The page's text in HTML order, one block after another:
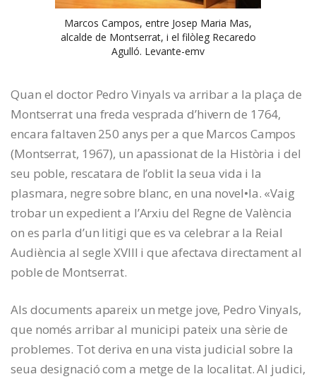
Marcos Campos, entre Josep Maria Mas,
alcalde de Montserrat, i el filòleg Recaredo
Agulló. Levante-emv
Quan el doctor Pedro Vinyals va arribar a la plaça de
Montserrat una freda vesprada d’hivern de 1764,
encara faltaven 250 anys per a que Marcos Campos
(Montserrat, 1967), un apassionat de la Història i del
seu poble, rescatara de l’oblit la seua vida i la
plasmara, negre sobre blanc, en una novel•la. «Vaig
trobar un expedient a l’Arxiu del Regne de València
on es parla d’un litigi que es va celebrar a la Reial
Audiència al segle XVIII i que afectava directament al
poble de Montserrat.
Als documents apareix un metge jove, Pedro Vinyals,
que només arribar al municipi pateix una sèrie de
problemes. Tot deriva en una vista judicial sobre la
seua designació com a metge de la localitat. Al judici,